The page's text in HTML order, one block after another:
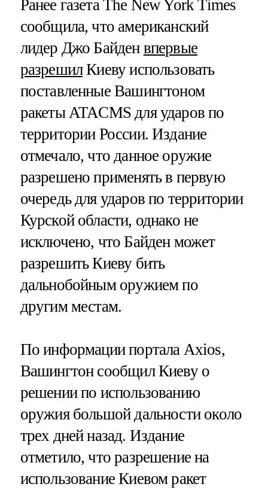
Ранее газета The New York Times
сообщила, что американский
лидер Джо Байден впервые
разрешилКиеву использовать
поставленные Вашингтоном
ракеты ATACMS для ударов по
территории России. Издание
отмечало, что данное оружие
разрешено применять в первую
очередь для ударов по территории
Курской области, однако не
исключено, что Байден может
разрешить Киеву бить
дальнобойным оружием по
другим местам.
По информации портала Axios,
Вашингтон сообщил Киеву о
решении по использованию
оружия большой дальности около
трех дней назад. Издание
отметило, что разрешение на
использование Киевом ракет